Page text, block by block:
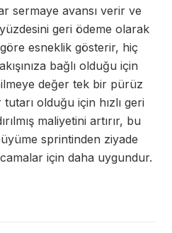
sermaye avansı verir ve
geri ödeme olarak
esneklik gösterir, hiç
bağlı olduğu için
değer tek bir pürüz
olduğu için hızlı geri
maliyetini artırır, bu
sprintinden ziyade
için daha uygundur.